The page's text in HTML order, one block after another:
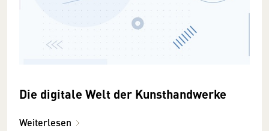
Die digitale Welt der Kunsthandwerke
Weiterlesen